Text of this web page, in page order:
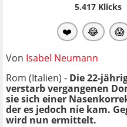
5.417Klicks
❤️ 😂 😱
Von Isabel Neumann
Rom (Italien) - Die 22-
verstarb vergangenen
sie sich einer
der es jedoch nie kam.
wird nun ermittelt.